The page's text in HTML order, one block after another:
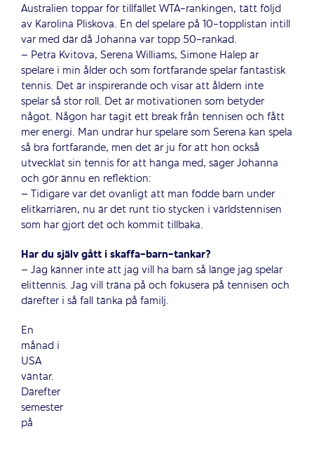
Australien toppar för tillfället WTA-rankingen, tätt följd
av Karolina Pliskova. En del spelare på 10-topplistan intill
var med där då Johanna var topp 50-rankad.
– Petra Kvitova, Serena Williams, Simone Halep är
spelare i min ålder och som fortfarande spelar fantastisk
tennis. Det är inspirerande och visar att åldern inte
spelar så stor roll. Det är motivationen som betyder
något. Någon har tagit ett break från tennisen och fått
mer energi. Man undrar hur spelare som Serena kan spela
så bra fortfarande, men det är ju för att hon också
utvecklat sin tennis för att hänga med, säger Johanna
och gör ännu en reflektion:
– Tidigare var det ovanligt att man födde barn under
elitkarriären, nu är det runt tio stycken i världstennisen
som har gjort det och kommit tillbaka.
Har du själv gått i skaffa-barn-tankar?
– Jag känner inte att jag vill ha barn så länge jag spelar
elittennis. Jag vill träna på och fokusera på tennisen och
därefter i så fall tänka på familj.
En
månad i
USA
väntar.
Därefter
semester
på